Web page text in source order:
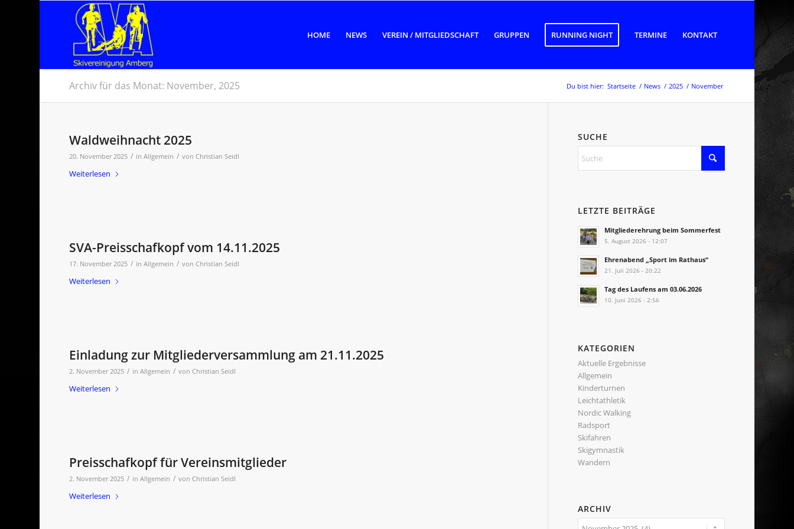
HOME NEWS VEREIN / MITGLIEDSCHAFT GRUPPEN RUNNING NIGHT TERMINE KONTAKT
Archiv für das Monat: November, 2025 Du bist hier: Startseite / News / 2025 / November
Waldweihnacht 2025
20. November 2025 / inAllgemein / vonChristian Seidl
Weiterlesen
SVA-Preisschafkopf vom 14.11.2025
17. November 2025 / inAllgemein / vonChristian Seidl
Weiterlesen
Einladung zur Mitgliederversammlung am 21.11.2025
2. November 2025 / inAllgemein / vonChristian Seidl
Weiterlesen
Preisschafkopf für Vereinsmitglieder
2. November 2025 / inAllgemein / vonChristian Seidl
Weiterlesen
SUCHE
LETZTE BEITRÄGE
Mitgliederehrung beim Sommerfest
5. August 2026 - 12:07
Ehrenabend „Sport im Rathaus“
21. Juli 2026 - 20:22
Tag des Laufens am 03.06.2026
10. Juni 2026 - 2:56
KATEGORIEN
Aktuelle Ergebnisse
Allgemein
Kinderturnen
Leichtathletik
Nordic Walking
Radsport
Skifahren
Skigymnastik
Wandern
ARCHIV